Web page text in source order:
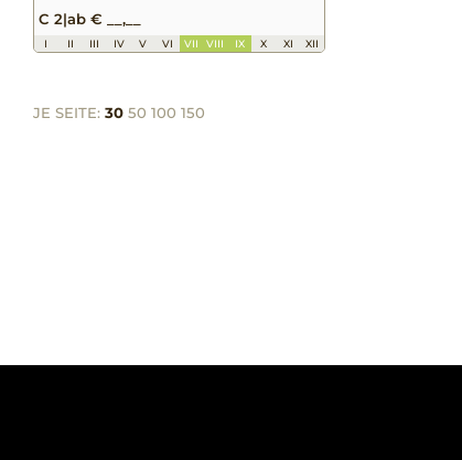
C 2|ab € __,__
I II III IV V VI VII VIII IX X XI XII
JE SEITE: 30 50 100 150